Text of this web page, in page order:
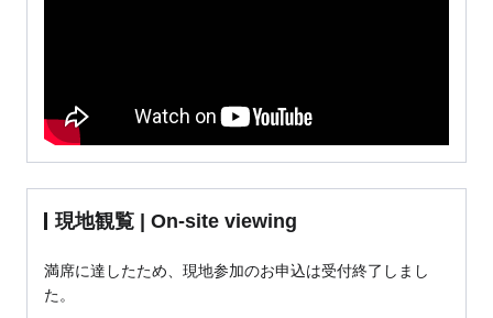
現地観覧 | On-site viewing
満席に達したため、現地参加のお申込は受付終了しまし
た。